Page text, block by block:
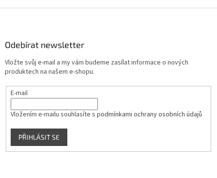
Odebírat newsletter
Vložte svůj e-mail a my vám budeme zasílat informace o nových
produktech na našem e-shopu.
E-mail
Vložením e-mailu souhlasíte s podmínkami ochrany osobních údajů
PŘIHLÁSIT SE